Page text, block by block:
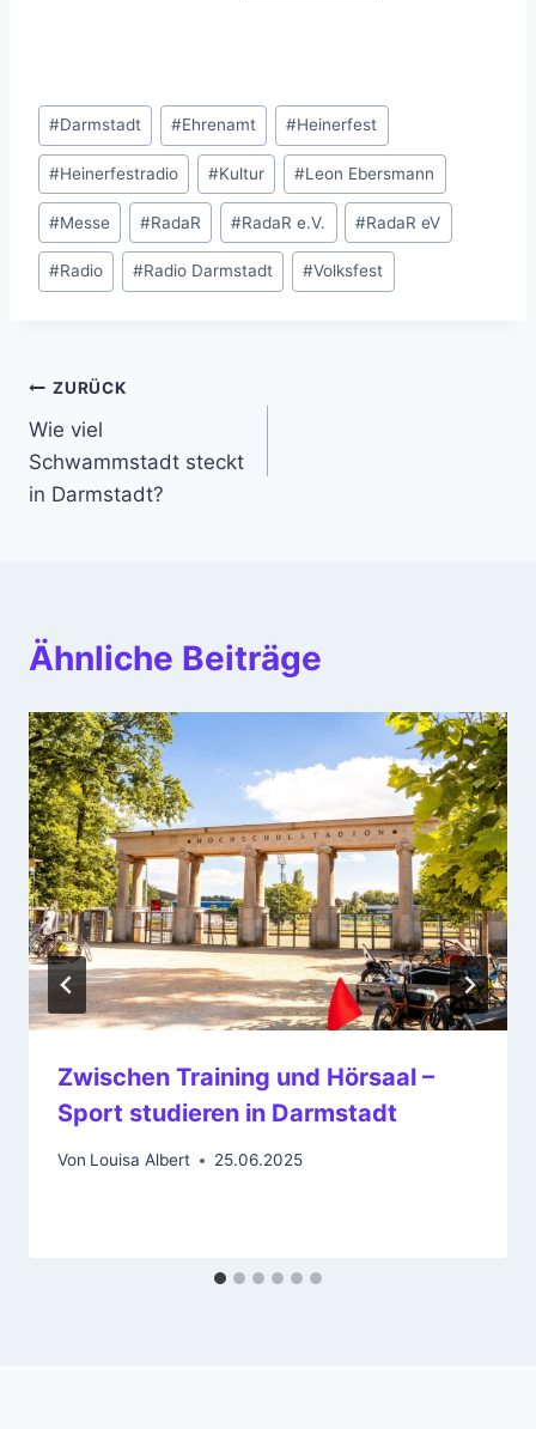
Schlagworte:
#Darmstadt #Ehrenamt #Heinerfest
#Heinerfestradio #Kultur #Leon Ebersmann
#Messe #RadaR #RadaR e.V. #RadaR eV
#Radio #Radio Darmstadt #Volksfest
Beitragsnavigation
ZURÜCK
Wie viel
Schwammstadt steckt
in Darmstadt?
Ähnliche Beiträge
Zwischen Training und Hörsaal –
Sport studieren in Darmstadt
Von Louisa Albert 25.06.2025